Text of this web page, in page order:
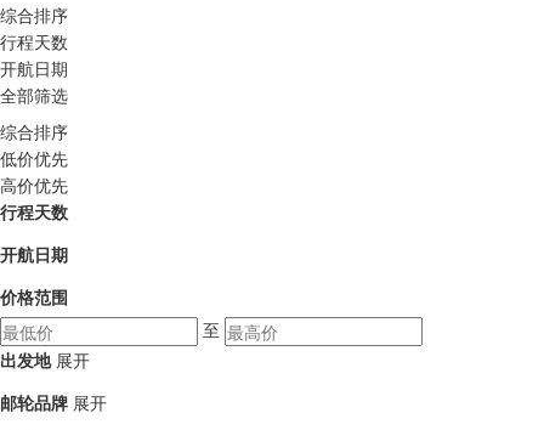
综合排序
行程天数
开航日期
全部筛选
综合排序
低价优先
高价优先
行程天数
开航日期
价格范围
至
出发地 展开
邮轮品牌 展开